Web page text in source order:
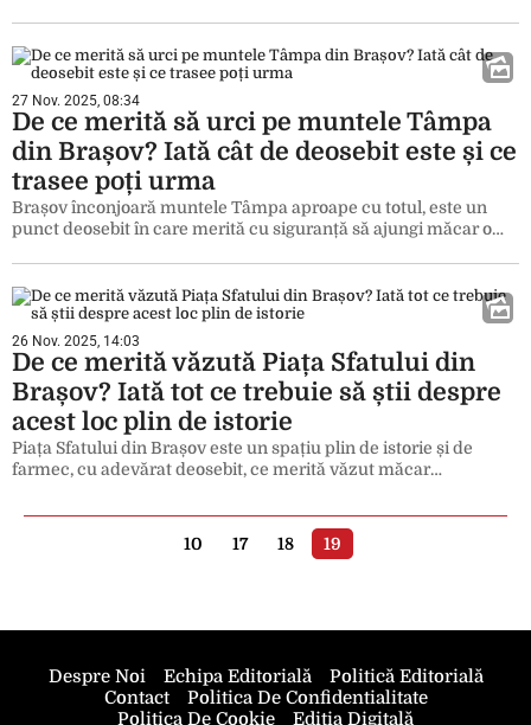
27 Nov. 2025, 08:34
De ce merită să urci pe muntele Tâmpa
din Brașov? Iată cât de deosebit este și ce
trasee poți urma
Brașov înconjoară muntele Tâmpa aproape cu totul, este un
punct deosebit în care merită cu siguranță să ajungi măcar o…
26 Nov. 2025, 14:03
De ce merită văzută Piața Sfatului din
Brașov? Iată tot ce trebuie să știi despre
acest loc plin de istorie
Piața Sfatului din Brașov este un spațiu plin de istorie și de
farmec, cu adevărat deosebit, ce merită văzut măcar…
10 17 18 19
Despre Noi Echipa Editorială
Politică Editorială
Contact
Politica De Confidentialitate
Politica De Cookie
Ediția Digitală